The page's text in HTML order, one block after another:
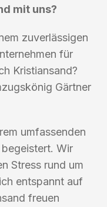
mit uns?
zuverlässigen
für
Kristiansand?
Gärtner
umfassenden
Wir
Stress rund um
entspannt auf
freuen